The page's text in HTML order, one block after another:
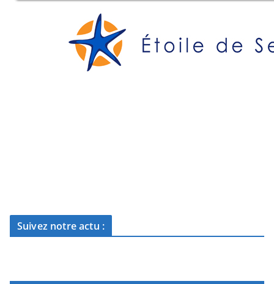
Suivez notre actu :